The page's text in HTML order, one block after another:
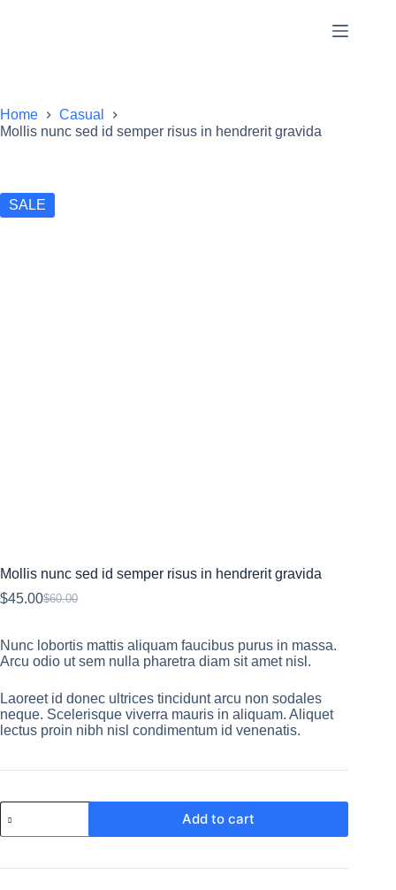
Home
Casual
Mollis nunc sed id semper risus in hendrerit gravida
SALE
Mollis nunc sed id semper risus in hendrerit gravida
$60.00
$45.00
Nunc lobortis mattis aliquam faucibus purus in massa.
Arcu odio ut sem nulla pharetra diam sit amet nisl.
Laoreet id donec ultrices tincidunt arcu non sodales
neque. Scelerisque viverra mauris in aliquam. Aliquet
lectus proin nibh nisl condimentum id venenatis.
Add to cart